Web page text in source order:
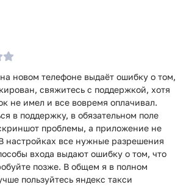
новом телефоне выдаёт ошибку о том,
свяжитесь с поддержкой, хотя
не имел и все вовремя оплачивал.
в поддержку, в обязательном поле
проблемы, а приложение не
настройках все нужные разрешения
входа выдают ошибку о том, что
позже. В общем я в полном
пользуйтесь яндекс такси